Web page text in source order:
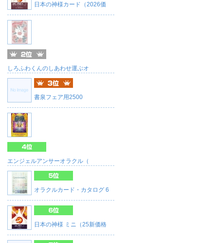
日本の神様カード（2026価
しろふわくんのしあわせ運ぶオ
書泉フェア用2500
エンジェルアンサーオラクル（
オラクルカード・カタログ 6
日本の神様 ミニ（25新価格